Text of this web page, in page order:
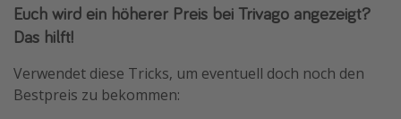
Euch wird ein höherer Preis bei Trivago angezeigt?
Das hilft!
Verwendet diese Tricks, um eventuell doch noch den
Bestpreis zu bekommen: